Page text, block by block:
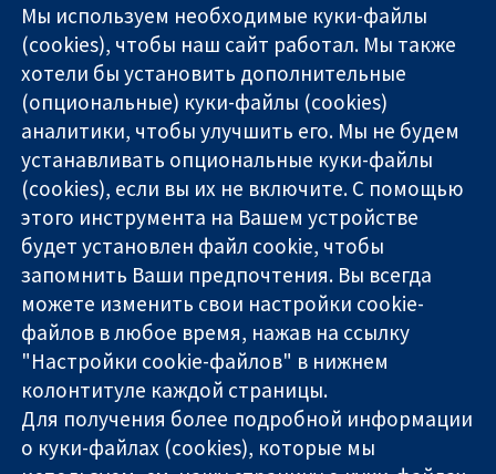
Надёжные
доказательства
Информированные
решения
Во благо
здоровья
11-13 Cavendish
Square
London
W1G 0AN
United Kingdom
Связаться с
нами
Новости
Пресс-
служба
О нас
Работа
Cochrane
Library
The Cochrane Collaboration is a charity (no. 1045921) and a
company limited by guarantee (no. 03044323) registered in
Мы используем необходимые куки-файлы
(cookies), чтобы наш сайт работал. Мы также
хотели бы установить дополнительные
(опциональные) куки-файлы (cookies)
аналитики, чтобы улучшить его. Мы не будем
устанавливать опциональные куки-файлы
(cookies), если вы их не включите. С помощью
этого инструмента на Вашем устройстве
будет установлен файл cookie, чтобы
запомнить Ваши предпочтения. Вы всегда
можете изменить свои настройки cookie-
файлов в любое время, нажав на ссылку
"Настройки cookie-файлов" в нижнем
колонтитуле каждой страницы.
Для получения более подробной информации
о куки-файлах (cookies), которые мы